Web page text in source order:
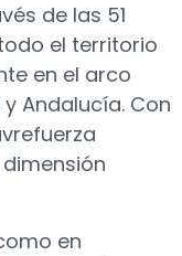
de las 51
el territorio
en el arco
Andalucía. Con
en